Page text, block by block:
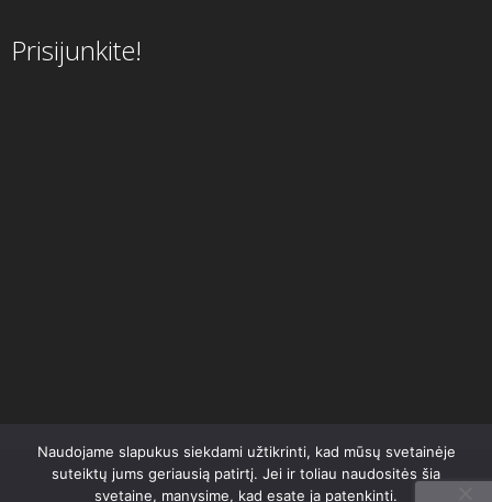
Prisijunkite!
Naudojame slapukus siekdami užtikrinti, kad mūsų svetainėje
suteiktų jums geriausią patirtį. Jei ir toliau naudositės šia
svetaine, manysime, kad esate ja patenkinti.